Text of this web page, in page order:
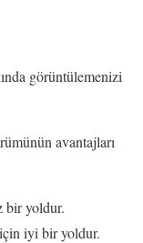
görüntülemenizi
avantajları
bir yoldur.
için iyi bir yoldur.